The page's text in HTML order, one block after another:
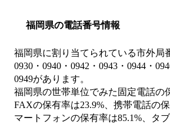
福岡県の電話番号情報
福岡県に割り当てられている市外局
0930・0940・0942・0943・0944・
0949があります。
福岡県の世帯単位でみた固定電話の
FAXの保有率は23.9%、携帯電話の
マートフォンの保有率は85.1%、タ